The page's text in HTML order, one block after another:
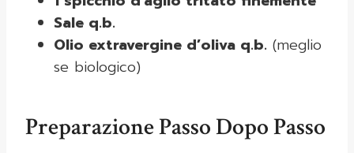
Sale q.b.
Olio extravergine d’oliva q.b. (meglio
se biologico)
Preparazione Passo Dopo Passo